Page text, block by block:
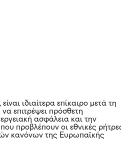
ιδιαίτερα επίκαιρο μετά τη
επιτρέψει πρόσθετη
ασφάλεια και την
προβλέπουν οι εθνικές
κανόνων της Ευρωπαϊκής